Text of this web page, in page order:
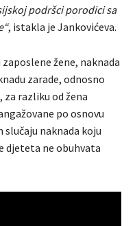
podršci porodici sa
, istakla je Jankovićeva.
žene, naknada
zarade, odnosno
razliku od žena
po osnovu
naknada koju
djeteta ne obuhvata